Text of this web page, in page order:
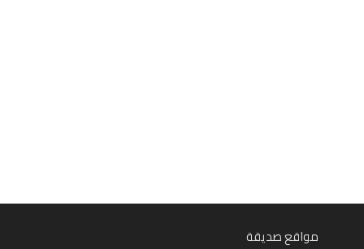
مواقع صديقة